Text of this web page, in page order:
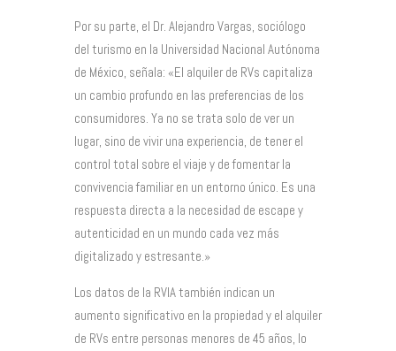
Por su parte, el Dr. Alejandro Vargas, sociólogo
del turismo en la Universidad Nacional Autónoma
de México, señala: «El alquiler de RVs capitaliza
un cambio profundo en las preferencias de los
consumidores. Ya no se trata solo de ver un
lugar, sino de vivir una experiencia, de tener el
control total sobre el viaje y de fomentar la
convivencia familiar en un entorno único. Es una
respuesta directa a la necesidad de escape y
autenticidad en un mundo cada vez más
digitalizado y estresante.»
Los datos de la RVIA también indican un
aumento significativo en la propiedad y el alquiler
de RVs entre personas menores de 45 años, lo